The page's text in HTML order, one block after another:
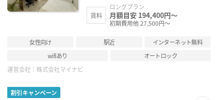
賃料
ロングプラン
月額目安 194,400円～
初期費用他 27,500円～
女性向け 駅近
インターネット無料
wifiあり
オートロック
運営会社： 株式会社マイナビ
割引キャンペーン